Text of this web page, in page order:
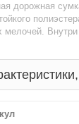
дорожная
мелочей. Внутри